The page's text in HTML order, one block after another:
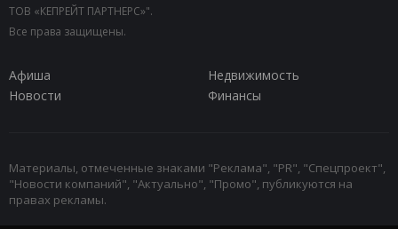
ТОВ «КЕПРЕЙТ ПАРТНЕРС»".
Все права защищены.
Афиша
Недвижимость
Новости
Финансы
Материалы, отмеченные знаками "Реклама", "PR", "Спецпроект",
"Новости компаний", "Актуально", "Промо", публикуются на
правах рекламы.